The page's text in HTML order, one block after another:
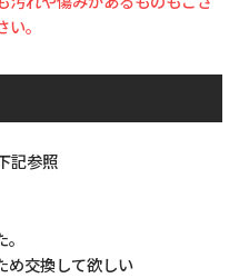
。
記参照
め交換して欲しい